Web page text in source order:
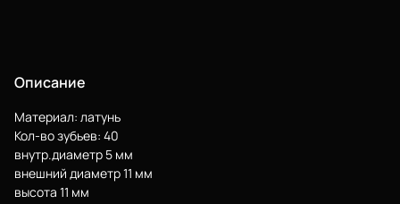
Описание
Материал: латунь
Кол-во зубьев: 40
внутр.диаметр 5 мм
внешний диаметр 11 мм
высота 11 мм
О нас
Филиалы
Сертификаты